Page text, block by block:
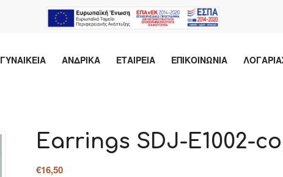
ΓΥΝΑΙΚΕΙΑ ΑΝΔΡΙΚΑ ΕΤΑΙΡΕΙΑ ΕΠΙΚΟΙΝΩΝΙΑ
Earrings SDJ-E1002-
€16,50